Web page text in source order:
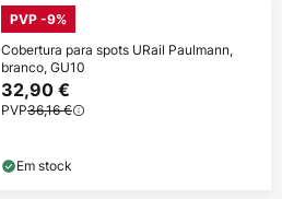
PVP -9%
Cobertura para spots URail Paulmann,
branco, GU10
32,90 €
PVP36,16 €
Em stock